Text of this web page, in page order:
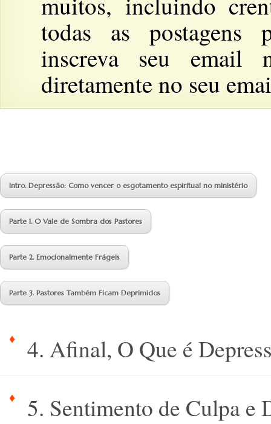
todas as postagens
inscreva seu email
diretamente no seu
Intro. Depressão: Como vencer o esgotamento espiritual no ministério
Parte 1. O Vale de Sombra dos Pastores
Parte 2. Emocionalmente Frágeis
Parte 3. Pastores Também Ficam Deprimidos
4. Afinal, O Que é
5. Sentimento de Culpa e